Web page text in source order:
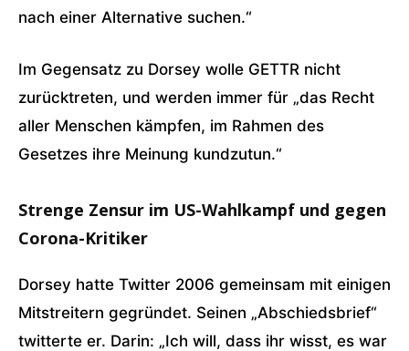
nach einer Alternative suchen.“
Im Gegensatz zu Dorsey wolle GETTR nicht
zurücktreten, und werden immer für „das Recht
aller Menschen kämpfen, im Rahmen des
Gesetzes ihre Meinung kundzutun.“
Strenge Zensur im US-Wahlkampf und gegen
Corona-Kritiker
Dorsey hatte Twitter 2006 gemeinsam mit einigen
Mitstreitern gegründet. Seinen „Abschiedsbrief“
twitterte er. Darin: „Ich will, dass ihr wisst, es war